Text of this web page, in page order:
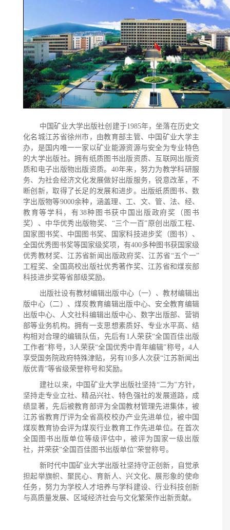
中国矿业大学出版社创建于1985年，坐落在历史文
化名城江苏省徐州市，由教育部主管、中国矿业大学主
办，是国内唯一一家以矿业能源资源与安全为专业特色
的大学出版社。拥有纸质图书出版资质、互联网出版资
质和电子出版物出版资质。40年来，努力为教学科研服
务、为社会经济文化发展做好出版服务，锐意改革，不
断创新，取得了长足的发展和进步。出版纸质图书、数
字出版物等9000余种，涵盖理、工、文、管、法、经、
教育等学科，有38种图书获中国出版政府奖（图书
奖）、中华优秀出版物奖、“三个一百”原创出版工程、
国家图书奖、中国图书奖、国家科技进步奖（图书）、
全国优秀图书奖等国家级奖项，有400多种图书获 国家级
优秀教材奖、 江苏省新闻出版政府奖、江苏省“五个一”
工程奖、全国高校出版社优秀著作奖、江苏省和煤炭部
科技进步奖等省部级奖励。
出版社设有教材编辑出版中心（一）、教材编辑出
版中心（二）、煤炭教育编辑出版中心、安全教育编辑
出版中心、人文社科编辑出版中心、数字出版部、营销
部等业务机构。拥有一支思想素质好、专业水平高、结
构相对合理的编辑队伍，先后有1人荣获“全国百佳出版
工作者”称号，3人荣获“全国优秀中青年编辑”称号，4人
享受国务院政府特殊津贴，另有10多人次获“江苏新闻出
版优青”等省级荣誉称号和奖励。
建社以来，中国矿业大学出版社坚持“二为”方针，
坚持走专业立社、精品兴社、特色强社的发展道路，成
绩显著，先后被教育部评为全国教材管理先进集体，被
江苏省教育厅评为全省高校校办产业先进单位，被中国
煤炭教育协会评为煤炭行业教育工作先进单位。在首次
全国图书出版单位等级评估中，被评为国家一级出版
社，并荣获“全国百佳图书出版单位”荣誉称号。
新时代中国矿业大学出版社坚持守正创新，自觉承
担起举旗帜、聚民心、育新人、兴文化、展形象的使命
任务，努力为学校人才培养与学科建设、行业科技创新
与高质量发展、区域经济社会与文化繁荣作出新贡献。